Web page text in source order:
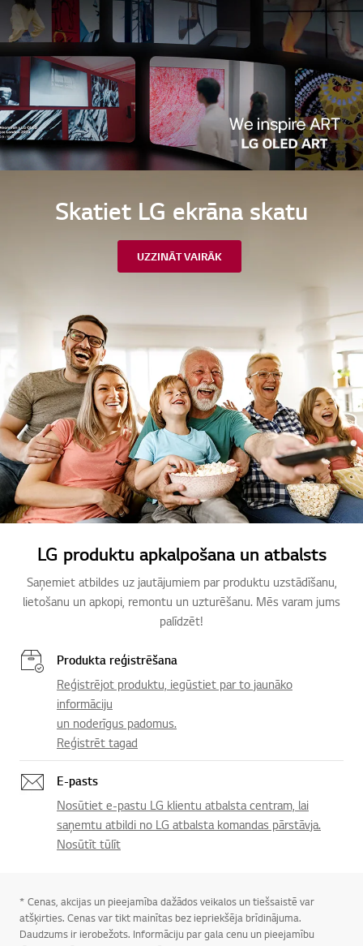
Skatiet LG ekrāna skatu
UZZINĀT VAIRĀK
LG produktu apkalpošana un atbalsts
Saņemiet atbildes uz jautājumiem par produktu uzstādīšanu,
lietošanu un apkopi, remontu un uzturēšanu. Mēs varam jums
palīdzēt!
Produkta reģistrēšana
Reģistrējot produktu, iegūstiet par to jaunāko
informāciju
un noderīgus padomus.
Reģistrēt tagad
E-pasts
Nosūtiet e-pastu LG klientu atbalsta centram, lai
saņemtu atbildi no LG atbalsta komandas pārstāvja.
Nosūtīt tūlīt
* Cenas, akcijas un pieejamība dažādos veikalos un tiešsaistē var
atšķirties. Cenas var tikt mainītas bez iepriekšēja brīdinājuma.
Daudzums ir ierobežots. Informāciju par gala cenu un pieejamību